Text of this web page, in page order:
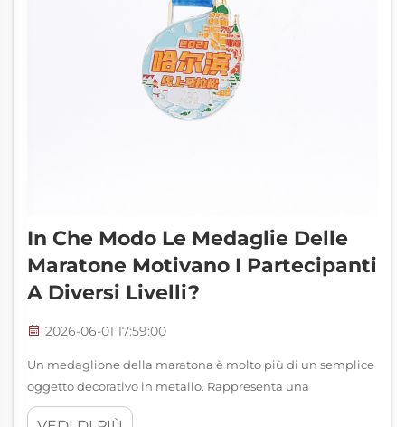
In Che Modo Le Medaglie Delle
Maratone Motivano I Partecipanti
A Diversi Livelli?
2026-06-01 17:59:00
Un medaglione della maratona è molto più di un semplice
oggetto decorativo in metallo. Rappresenta una
ricompensa fisica, emotiva e psicologica che parla